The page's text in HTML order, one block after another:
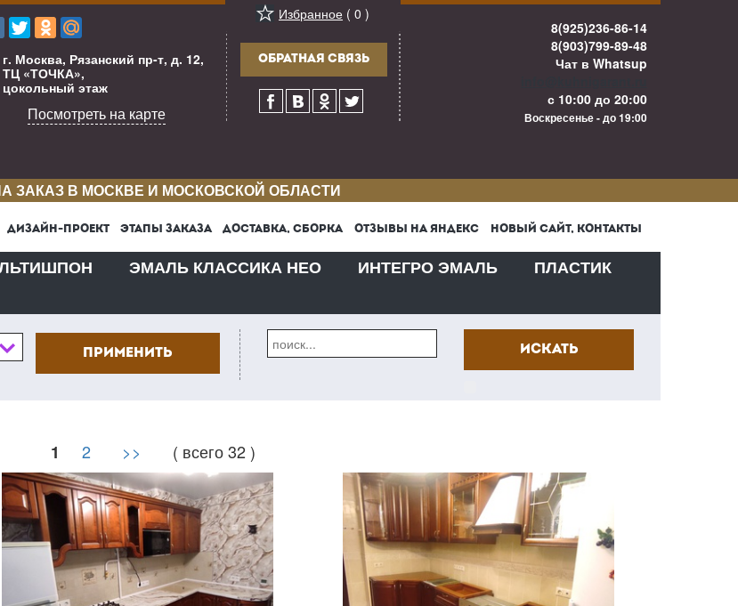
г. Москва, Рязанский пр-т, д. 12,
ТЦ «ТОЧКА»,
цокольный этаж
Посмотреть на карте
Избранное ( 0 )
ОБРАТНАЯ СВЯЗЬ
8(925)236-86-14
8(903)799-89-48
Чат в Whatsup
с 10:00 до 20:00
Воскресенье - до 19:00
ЗАКАЗ В МОСКВЕ И МОСКОВСКОЙ ОБЛАСТИ
ДИЗАЙН-ПРОЕКТ ЭТАПЫ ЗАКАЗА ДОСТАВКА, СБОРКА ОТЗЫВЫ НА ЯНДЕКС НОВЫЙ САЙТ, КОНТАКТЫ
ЭМАЛЬ КЛАССИКА НЕО ИНТЕГРО ЭМАЛЬ
ПЛАСТИК
1 2 >> ( всего 32 )